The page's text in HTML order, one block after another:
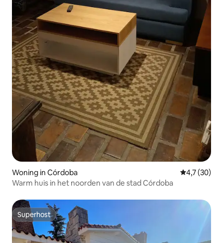
Woning in Córdoba
4,7 (30)
Warm huis in het noorden van de stad Córdoba
Superhost
Superhost